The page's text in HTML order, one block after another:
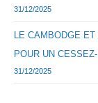
31/12/2025
LE CAMBODGE
POUR UN
31/12/2025